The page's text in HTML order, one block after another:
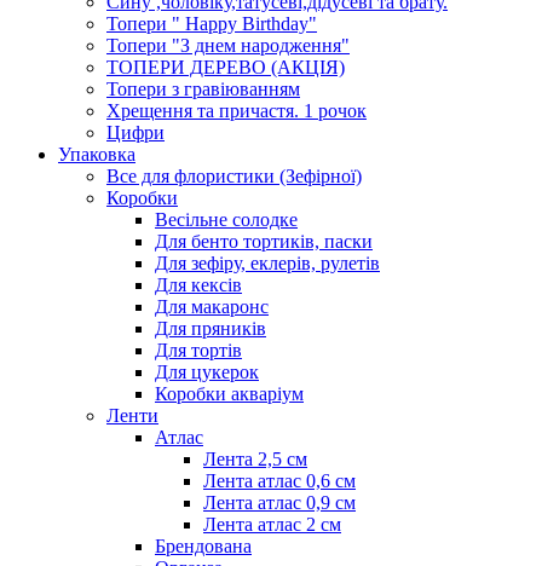
Топери " Happy Birthday"
Топери "З днем народження"
ТОПЕРИ ДЕРЕВО (АКЦІЯ)
Топери з гравіюванням
Хрещення та причастя. 1 рочок
Цифри
Упаковка
Все для флористики (Зефірної)
Коробки
Весільне солодке
Для бенто тортиків, паски
Для зефіру, еклерів, рулетів
Для кексів
Для макаронс
Для пряників
Для тортів
Для цукерок
Коробки акваріум
Ленти
Атлас
Лента 2,5 см
Лента атлас 0,6 см
Лента атлас 0,9 см
Лента атлас 2 см
Брендована